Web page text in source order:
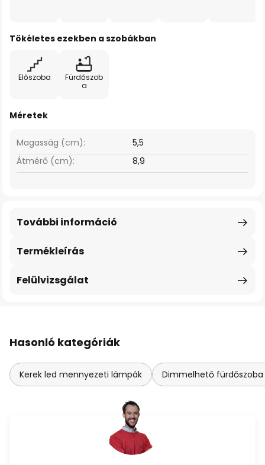
Tökéletes ezekben a szobákban
Előszoba
Fürdőszob
a
Méretek
Magasság (cm):
5,5
Átmérő (cm):
8,9
Termékleírás
További információ
Felülvizsgálat
Hasonló kategóriák
Kerek led mennyezeti lámpák Dimmelhető